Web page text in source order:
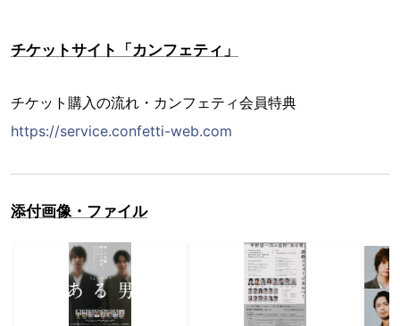
チケットサイト「カンフェティ」
チケット購入の流れ・カンフェティ会員特典
https://service.confetti-web.com
添付画像・ファイル